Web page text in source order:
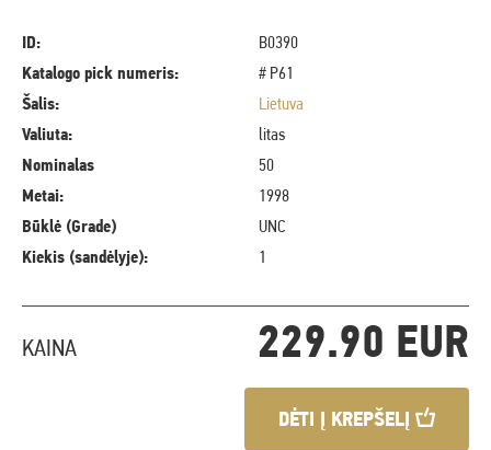
ID:
B0390
Katalogo pick numeris:
# P61
Šalis:
Lietuva
Valiuta:
litas
Nominalas
50
Metai:
1998
Būklė (Grade)
UNC
Kiekis (sandėlyje):
1
KAINA 229.90 EUR
DĖTI Į KREPŠELĮ